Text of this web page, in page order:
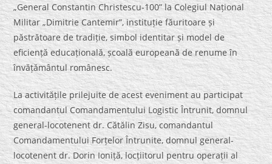
„General Constantin Christescu-100” la Colegiul Național
Militar „Dimitrie Cantemir”, instituție făuritoare și
păstrătoare de tradiție, simbol identitar și model de
eficiență educațională, școală europeană de renume în
învățământul românesc.
La activitățile prilejuite de acest eveniment au participat
comandantul Comandamentului Logistic Întrunit, domnul
general-locotenent dr. Cătălin Zisu, comandantul
Comandamentului Forțelor Întrunite, domnul general-
locotenent dr. Dorin Ioniță, locțiitorul pentru operații al